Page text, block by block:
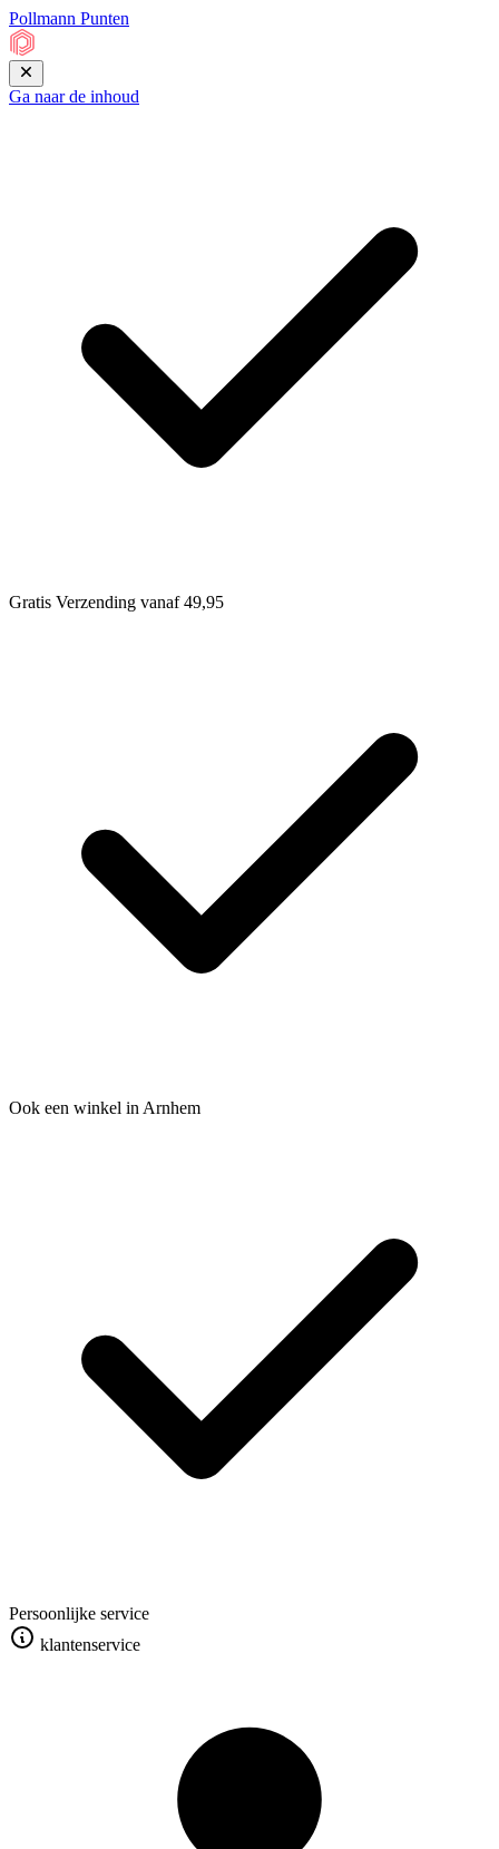
Pollmann Punten
Ga naar de inhoud
Gratis Verzending vanaf 49,95
Ook een winkel in Arnhem
Persoonlijke service
klantenservice